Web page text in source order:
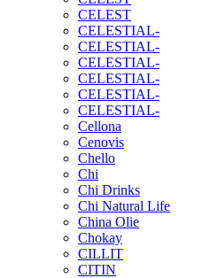
CELEST
CELESTIAL-
CELESTIAL-
CELESTIAL-
CELESTIAL-
CELESTIAL-
CELESTIAL-
Cellona
Cenovis
Chello
Chi
Chi Drinks
Chi Natural Life
China Olie
Chokay
CILLIT
CITIN